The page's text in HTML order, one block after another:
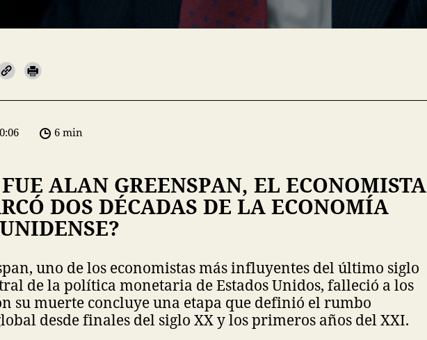
6 min
ALAN GREENSPAN, EL ECONOMISTA
DOS DÉCADAS DE LA ECONOMÍA
uno de los economistas más influyentes del último siglo
de la política monetaria de Estados Unidos, falleció a los
su muerte concluye una etapa que definió el rumbo
desde finales del siglo XX y los primeros años del XXI.